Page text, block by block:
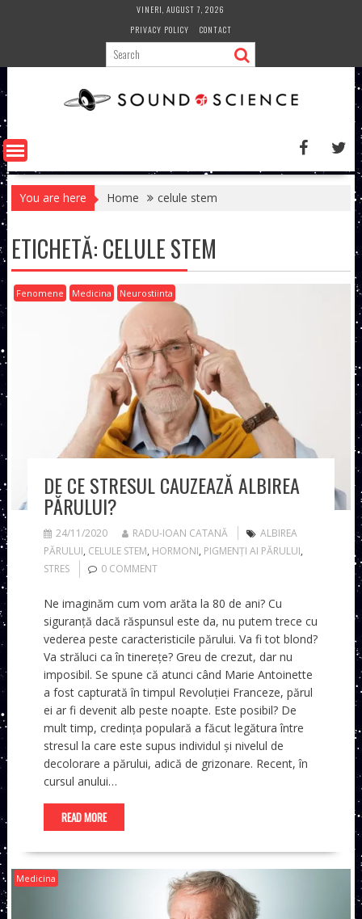
VINERI, AUGUST 7, 2026
PRIVACY POLICY
CONTACT
You are here Home celule stem
ETICHETĂ:CELULE STEM
Fenomene Medicina Neurostiinta
DE CE STRESUL CAUZEAZĂ ALBIREA
PĂRULUI?
24/11/2020 RADU-IOAN CATANĂ
ALBIREA
PĂRULUI, CELULE STEM, HORMONI, PIGMENȚI AI PĂRULUI,
STRES
0 COMMENT
Ne imaginăm cum vom arăta la 80 de ani? Cu
siguranță dacă răspunsul este da, nu putem trece cu
vederea peste caracteristicile părului. Va fi tot blond?
Va străluci ca în tinerețe? Greu de crezut, dar nu
imposibil. Se spune că atunci când Marie Antoinette
a fost capturată în timpul Revoluției Franceze, părul
ei ar fi devenit alb peste noapte. Este posibil? De
mult timp, credința populară a făcut legătura între
stresul la care este supus individul și nivelul de
decolorare a părului, adică de grizonare. Recent, în
cursul anului…
READ MORE
Medicina